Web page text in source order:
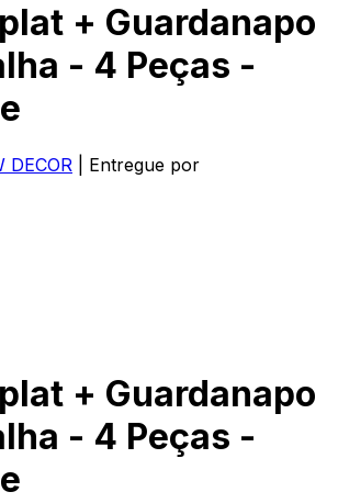
+ Guardanapo
- 4 Peças -
DECOR
| Entregue por
+ Guardanapo
- 4 Peças -